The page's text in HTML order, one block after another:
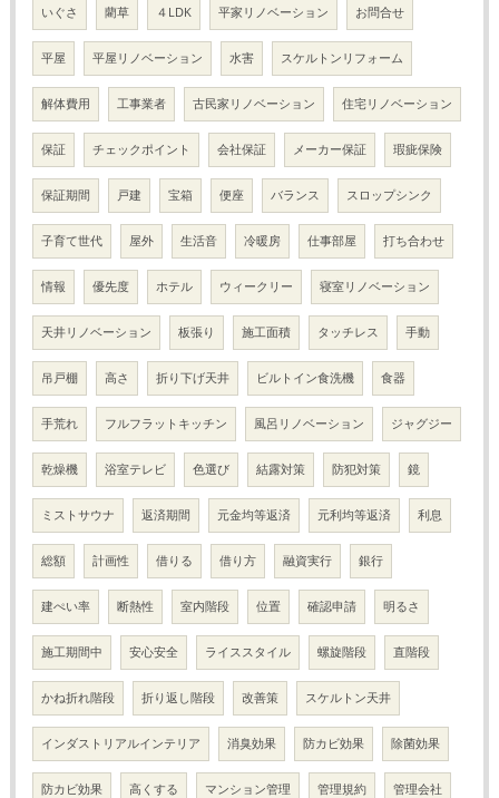
いぐさ 藺草 ４LDK 平家リノベーション お問合せ
平屋 平屋リノベーション 水害 スケルトンリフォーム
解体費用 工事業者 古民家リノベーション 住宅リノベーション
保証 チェックポイント 会社保証 メーカー保証 瑕疵保険
保証期間 戸建 宝箱 便座 バランス スロップシンク
子育て世代 屋外 生活音 冷暖房 仕事部屋 打ち合わせ
情報 優先度 ホテル ウィークリー 寝室リノベーション
天井リノベーション 板張り 施工面積 タッチレス 手動
吊戸棚 高さ 折り下げ天井 ビルトイン食洗機 食器
手荒れ フルフラットキッチン 風呂リノベーション ジャグジー
乾燥機 浴室テレビ 色選び 結露対策 防犯対策 鏡
ミストサウナ 返済期間 元金均等返済 元利均等返済 利息
総額 計画性 借りる 借り方 融資実行 銀行
建ぺい率 断熱性 室内階段 位置 確認申請 明るさ
施工期間中 安心安全 ライススタイル 螺旋階段 直階段
かね折れ階段 折り返し階段 改善策 スケルトン天井
インダストリアルインテリア 消臭効果 防カビ効果 除菌効果
防カビ効果 高くする マンション管理 管理規約 管理会社